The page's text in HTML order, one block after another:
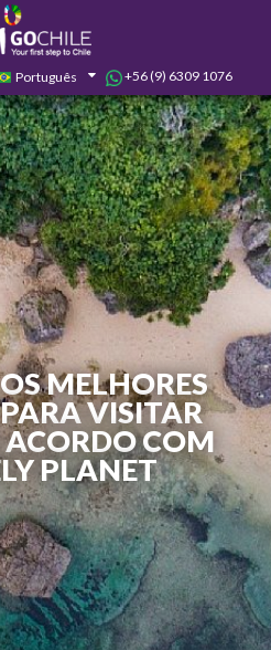
Português +56 (9) 6309 1076
0
MELHORES
VISITAR
COM
PLANET